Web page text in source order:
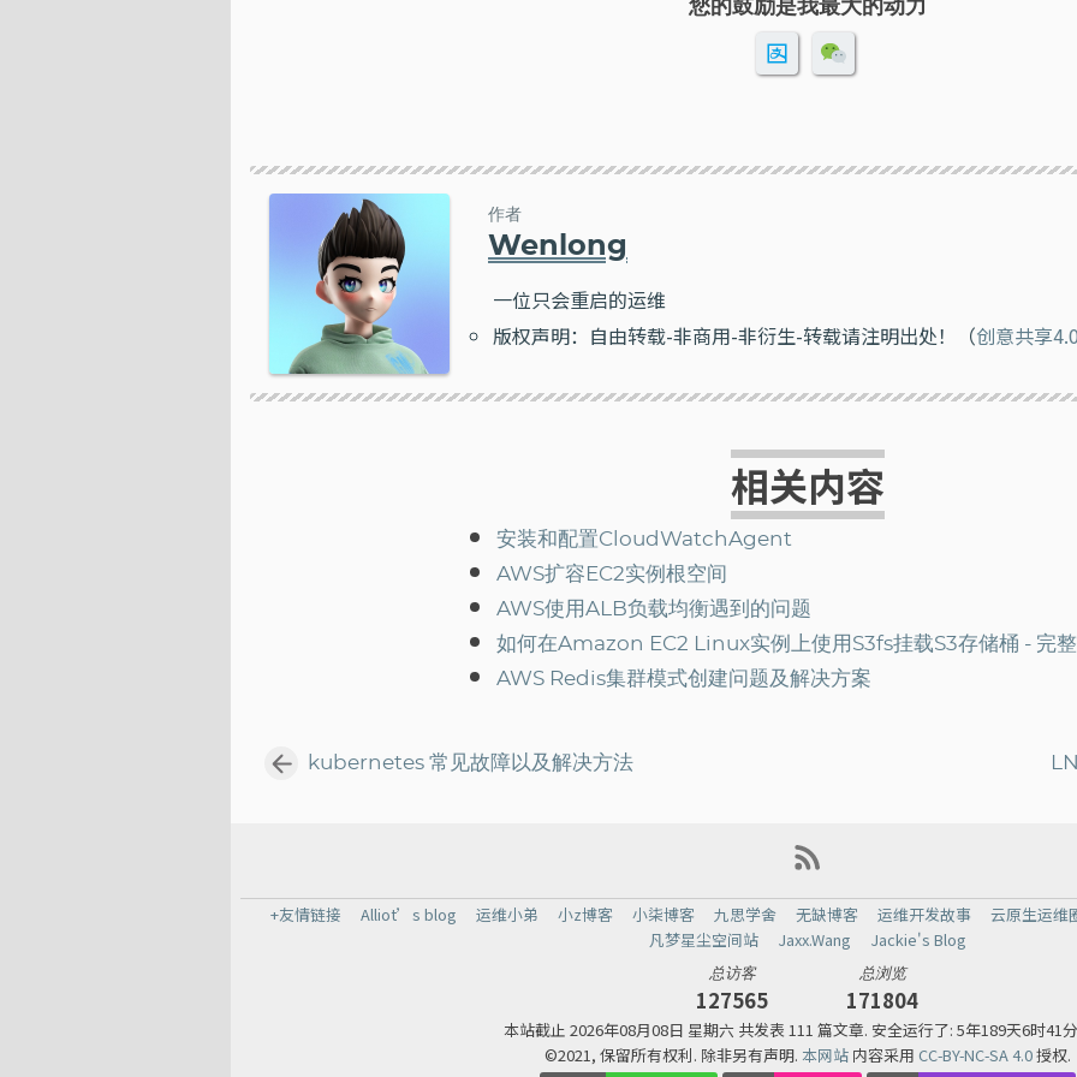
您的鼓励是我最大的动力
作者
Wenlong
一位只会重启的运维
版权声明：自由转载-非商用-非衍生-转载请注明出处！（创意共享
相关内容
安装和配置CloudWatchAgent
AWS扩容EC2实例根空间
AWS使用ALB负载均衡遇到的问题
如何在Amazon EC2 Linux实例上使用S3fs挂载S3存储桶 - 完
AWS Redis集群模式创建问题及解决方案
kubernetes 常见故障以及解决方法
+友情链接 Alliot’s blog 运维小弟 小z博客 小柒博客 九思学舍 无缺博客 运维开发故事 云原生运维
凡梦星尘空间站
Jaxx.Wang Jackie's Blog
总访客
127565
总浏览
171804
本站截止2026年08月08日 星期六 共发表 111 篇文章. 安全运行了: 5年189天6时41
©2021, 保留所有权利. 除非另有声明. 本网站 内容采用 CC-BY-NC-SA 4.0授权.